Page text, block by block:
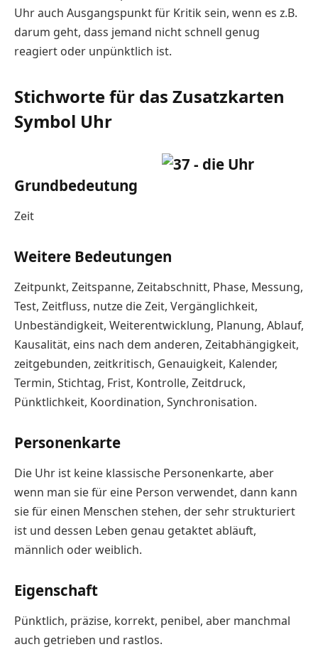
Uhr auch Ausgangspunkt für Kritik sein, wenn es z.B.
darum geht, dass jemand nicht schnell genug
reagiert oder unpünktlich ist.
Stichworte für das Zusatzkarten
Symbol Uhr
Grundbedeutung
Zeit
Weitere Bedeutungen
Zeitpunkt, Zeitspanne, Zeitabschnitt, Phase, Messung,
Test, Zeitfluss, nutze die Zeit, Vergänglichkeit,
Unbeständigkeit, Weiterentwicklung, Planung, Ablauf,
Kausalität, eins nach dem anderen, Zeitabhängigkeit,
zeitgebunden, zeitkritisch, Genauigkeit, Kalender,
Termin, Stichtag, Frist, Kontrolle, Zeitdruck,
Pünktlichkeit, Koordination, Synchronisation.
Personenkarte
Die Uhr ist keine klassische Personenkarte, aber
wenn man sie für eine Person verwendet, dann kann
sie für einen Menschen stehen, der sehr strukturiert
ist und dessen Leben genau getaktet abläuft,
männlich oder weiblich.
Eigenschaft
Pünktlich, präzise, korrekt, penibel, aber manchmal
auch getrieben und rastlos.